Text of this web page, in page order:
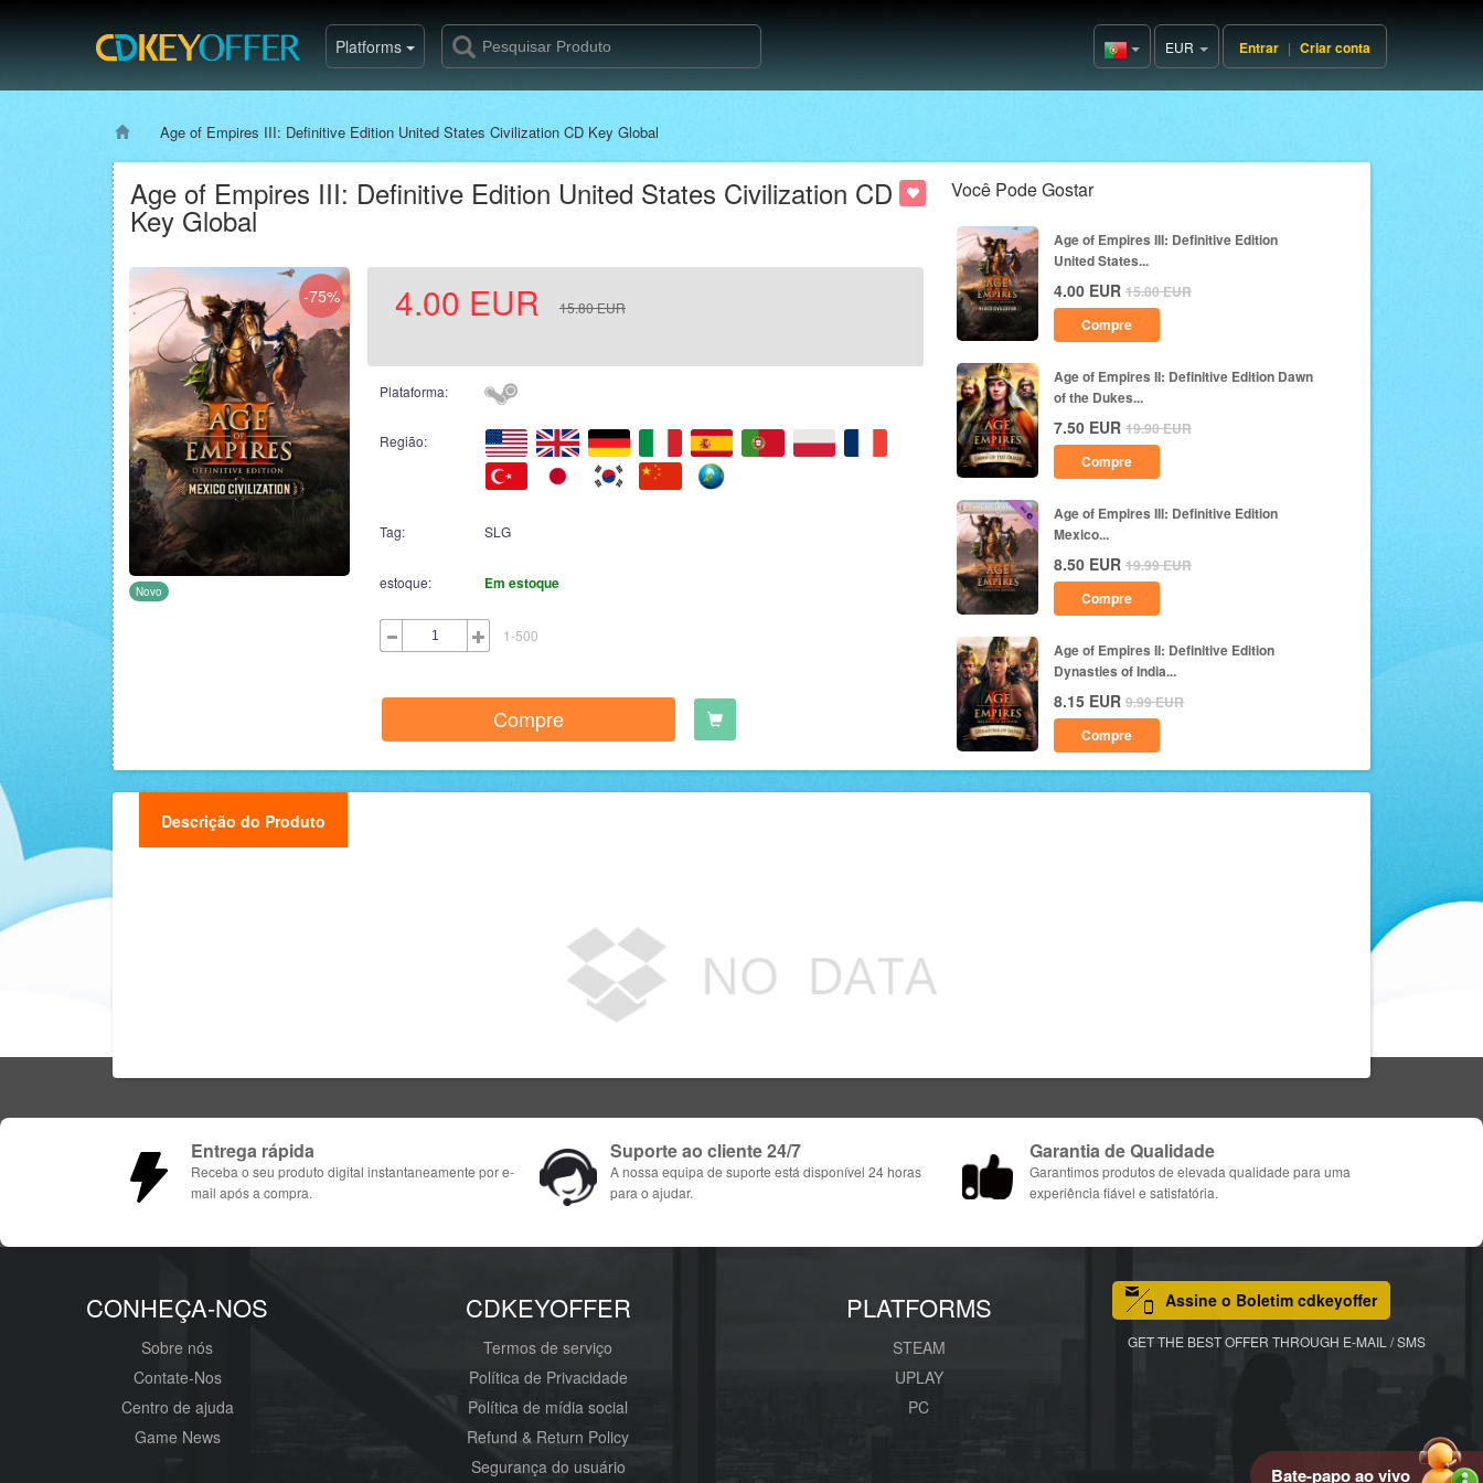
Platforms Portugal(Português)
EUR Entrar | Criar conta
Age of Empires III: Definitive Edition United States Civilization CD Key Global
Age of Empires III: Definitive Edition United States Civilization CD
Key Global
-75%
Novo
4.00 EUR 15.80EUR
Plataforma:
Região:
Tag: SLG
estoque: Em estoque
1-500
Compre
Você Pode Gostar
Age of Empires III: Definitive Edition
United States...
4.00 EUR 15.80EUR
Compre
Age of Empires II: Definitive Edition Dawn
of the Dukes...
7.50 EUR 19.90EUR
Compre
Age of Empires III: Definitive Edition
Mexico...
8.50 EUR 19.99EUR
Compre
Age of Empires II: Definitive Edition
Dynasties of India...
8.15 EUR 9.99EUR
Compre
Descrição do Produto
Entrega rápida
Receba o seu produto digital instantaneamente por e-
mail após a compra.
Suporte ao cliente 24/7
A nossa equipa de suporte está disponível 24 horas
para o ajudar.
Garantia de Qualidade
Garantimos produtos de elevada qualidade para uma
experiência fiável e satisfatória.
CONHEÇA-NOS
Sobre nós
Contate-Nos
Centro de ajuda
Game News
CDKEYOFFER
Termos de serviço
Política de Privacidade
Política de mídia social
Refund & Return Policy
Segurança do usuário
PLATFORMS
STEAM
UPLAY
PC
Assine o Boletim cdkeyoffer
GET THE BEST OFFER THROUGH E-MAIL / SMS
Bate-papo ao vivo